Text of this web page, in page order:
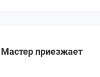
Мастер приезжает